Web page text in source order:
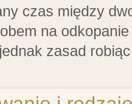
czas między
na
zasad